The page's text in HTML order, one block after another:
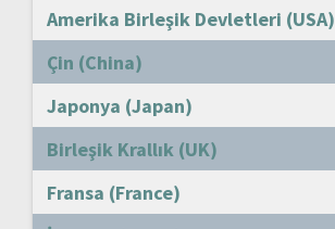
Amerika Birleşik Devletleri (USA)
Çin (China)
Japonya (Japan)
Birleşik Krallık (UK)
Fransa (France)